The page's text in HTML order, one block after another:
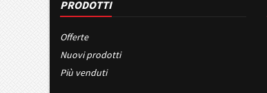
PRODOTTI
Offerte
Nuovi prodotti
Più venduti